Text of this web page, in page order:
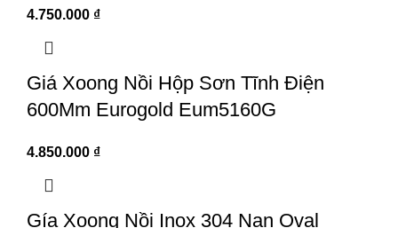
4.750.000 ₫
Giá Xoong Nồi Hộp Sơn Tĩnh Điện
600Mm Eurogold Eum5160G
4.850.000 ₫
Gía Xoong Nồi Inox 304 Nan Oval